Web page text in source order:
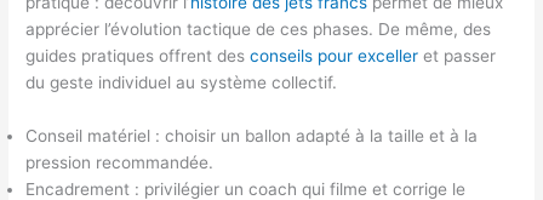
apprécier l’évolution tactique de ces phases. De même, des
guides pratiques offrent desconseils pour exceller et passer
du geste individuel au système collectif.
Conseil matériel : choisir un ballon adapté à la taille et à la
pression recommandée.
Encadrement : privilégier un coach qui filme et corrige le